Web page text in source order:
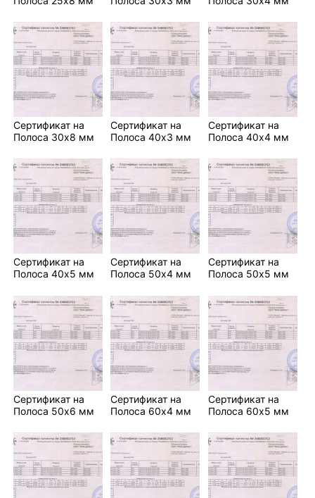
Сертификат на
Полоса 30х8 мм
Сертификат на
Полоса 40х3 мм
Сертификат на
Полоса 40х4 мм
Сертификат на
Полоса 40х5 мм
Сертификат на
Полоса 50х4 мм
Сертификат на
Полоса 50х5 мм
Сертификат на
Полоса 50х6 мм
Сертификат на
Полоса 60х4 мм
Сертификат на
Полоса 60х5 мм